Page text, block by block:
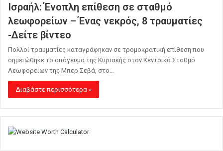
Ισραήλ: Ένοπλη επίθεση σε σταθμό
λεωφορείων – Ένας νεκρός, 8 τραυματίες
-Δείτε βίντεο
Πολλοί τραυματίες καταγράφηκαν σε τρομοκρατική επίθεση που
σημειώθηκε το απόγευμα της Κυριακής στον Κεντρικό Σταθμό
Λεωφορείων της Μπερ Σεβά, στο…
Διαβάστε περισσότερα »